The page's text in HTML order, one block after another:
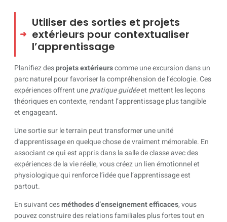
Utiliser des sorties et projets
extérieurs pour contextualiser
l’apprentissage
Planifiez desprojets extérieurscomme une excursion dans un
parc naturel pour favoriser la compréhension de l’écologie. Ces
expériences offrent unepratique guidéeet mettent les leçons
théoriques en contexte, rendant l’apprentissage plus tangible
et engageant.
Une sortie sur le terrain peut transformer une unité
d’apprentissage en quelque chose de vraiment mémorable. En
associant ce qui est appris dans la salle de classe avec des
expériences de la vie réelle, vous créez un lien émotionnel et
physiologique qui renforce l’idée que l’apprentissage est
partout.
En suivant cesméthodes d’enseignement efficaces, vous
pouvez construire des relations familiales plus fortes tout en